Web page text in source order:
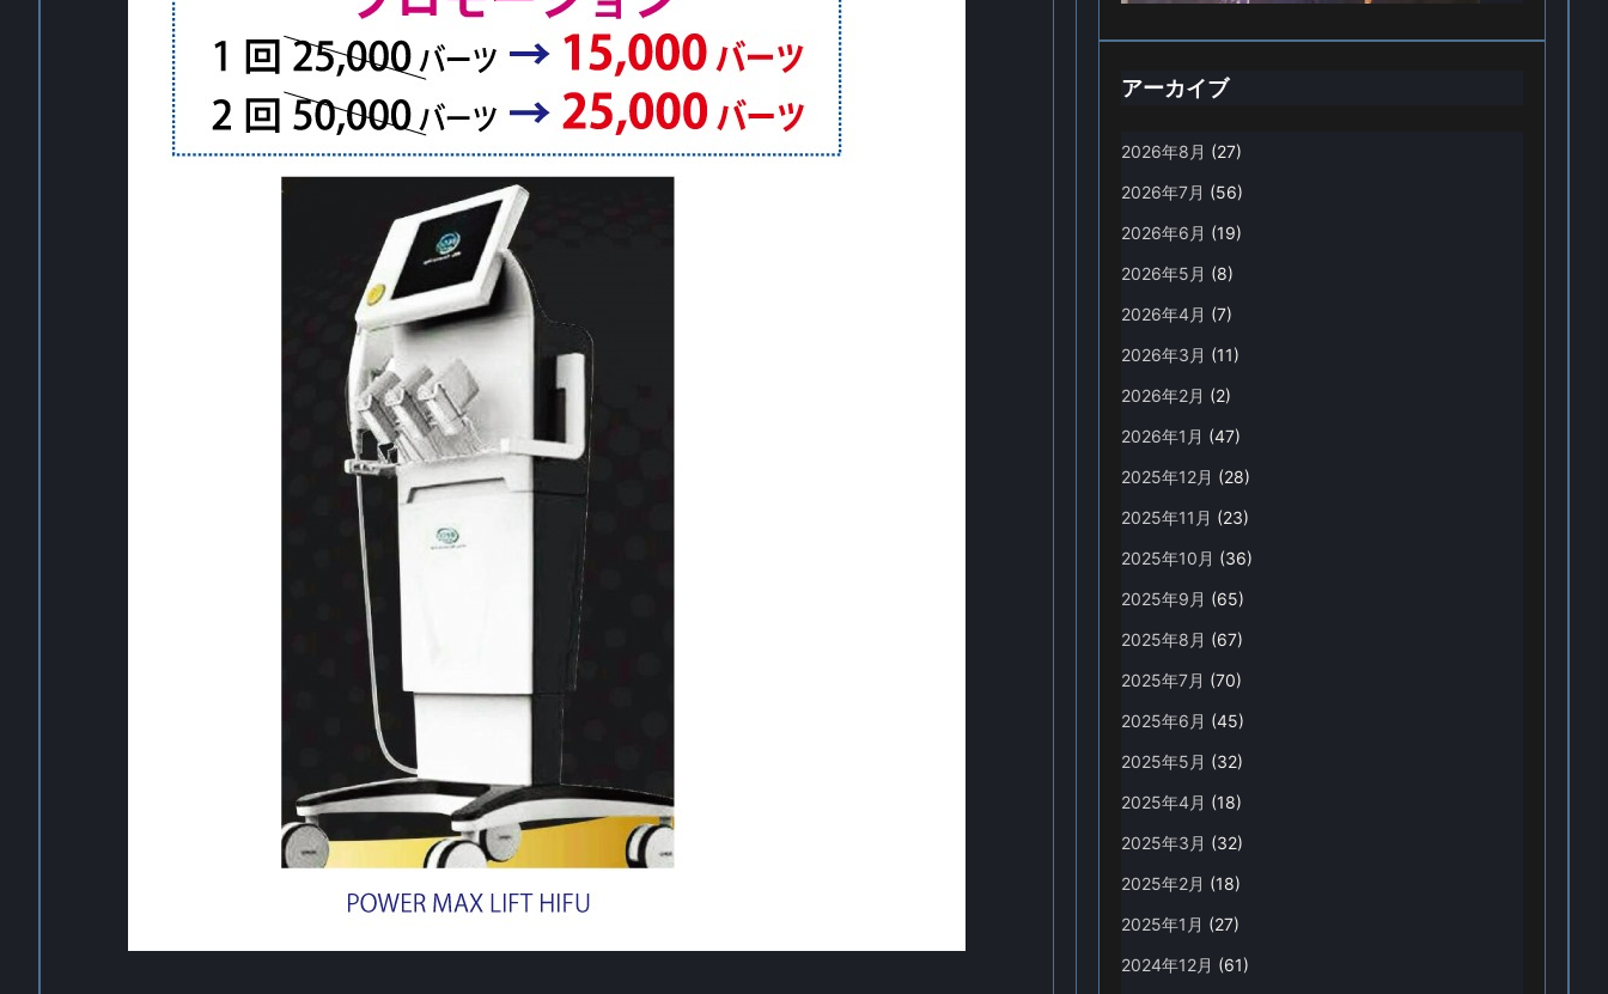
アーカイブ
2026年8月 (27)
2026年7月 (56)
2026年6月 (19)
2026年5月 (8)
2026年4月 (7)
2026年3月 (11)
2026年2月 (2)
2026年1月 (47)
2025年12月 (28)
2025年11月 (23)
2025年10月 (36)
2025年9月 (65)
2025年8月 (67)
2025年7月 (70)
2025年6月 (45)
2025年5月 (32)
2025年4月 (18)
2025年3月 (32)
2025年2月 (18)
2025年1月 (27)
2024年12月 (61)